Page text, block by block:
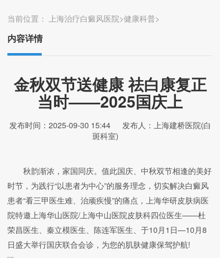
当前位置： 上海治疗白癜风医院>健康科普>
内容详情
金秋双节送健康 祛白康复正
当时​——2025国庆上
发布时间：2025-09-30 15:44
发布人：上海建桥医院(白
斑科室)
秋韵渐浓，家国同庆。值此国庆、中秋双节相逢的美好
时节，为践行“以患者为中心”的服务理念，切实解决白癜风
患者“看三甲医生难、治顽疾慢”的痛点，上海华研皮肤病医
院特邀上海华山医院/上海中山医院皮肤科四位医生——杜
荣昌医生、秦立模医生、陈连军医生、于10月1日—10月8
日盛大举行国庆联合会诊，为您的肌肤健康保驾护航!